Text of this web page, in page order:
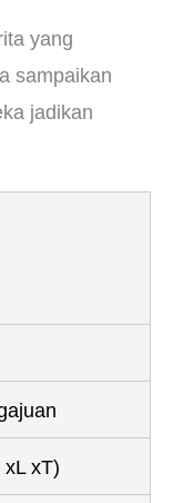
yang
sampaikan
jadikan
xL xT)